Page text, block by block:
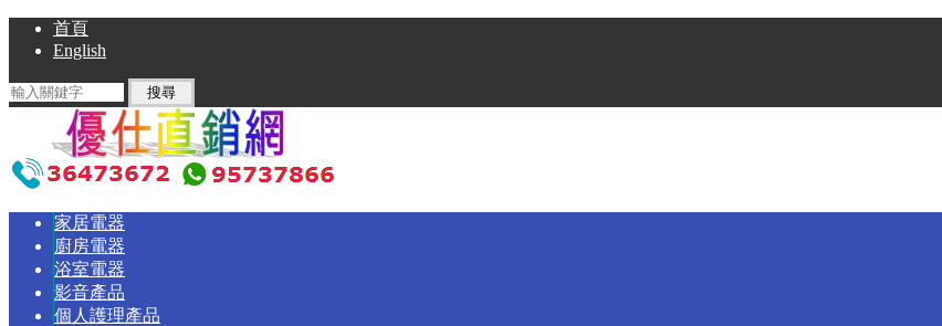
首頁
English
家居電器
廚房電器
浴室電器
影音產品
個人護理產品